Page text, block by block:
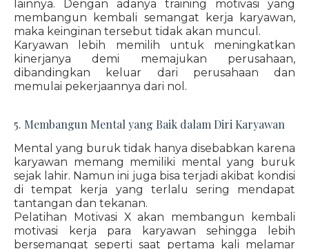
lainnya. Dengan adanya training motivasi yang
membangun kembali semangat kerja karyawan,
maka keinginan tersebut tidak akan muncul.
Karyawan lebih memilih untuk meningkatkan
kinerjanya demi memajukan perusahaan,
dibandingkan keluar dari perusahaan dan
memulai pekerjaannya dari nol.
5. Membangun Mental yang Baik dalam Diri Karyawan
Mental yang buruk tidak hanya disebabkan karena
karyawan memang memiliki mental yang buruk
sejak lahir. Namun ini juga bisa terjadi akibat kondisi
di tempat kerja yang terlalu sering mendapat
tantangan dan tekanan.
Pelatihan Motivasi X akan membangun kembali
motivasi kerja para karyawan sehingga lebih
bersemangat seperti saat pertama kali melamar